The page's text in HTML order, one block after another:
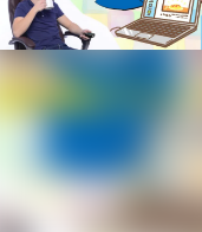
映像・映画